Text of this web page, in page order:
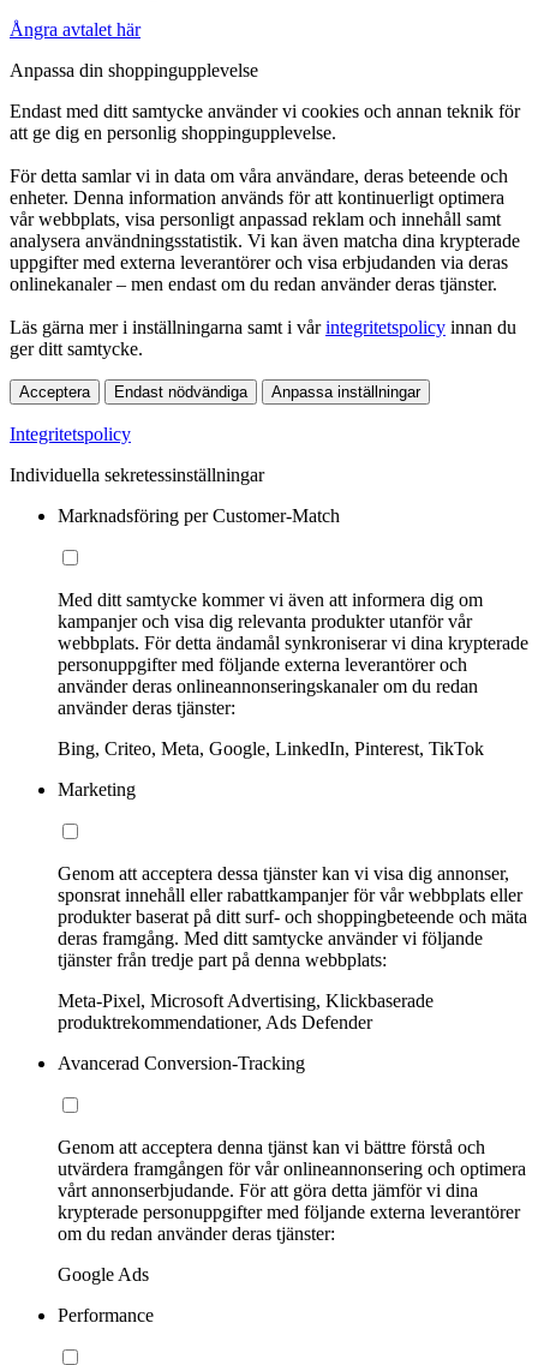
Ångra avtalet här
Anpassa din shoppingupplevelse
Endast med ditt samtycke använder vi cookies och annan teknik för
att ge dig en personlig shoppingupplevelse.
För detta samlar vi in data om våra användare, deras beteende och
enheter. Denna information används för att kontinuerligt optimera
vår webbplats, visa personligt anpassad reklam och innehåll samt
analysera användningsstatistik. Vi kan även matcha dina krypterade
uppgifter med externa leverantörer och visa erbjudanden via deras
onlinekanaler – men endast om du redan använder deras tjänster.
Läs gärna mer i inställningarna samt i vårintegritetspolicy innan du
ger ditt samtycke.
Acceptera Endast nödvändiga Anpassa inställningar
Integritetspolicy
Individuella sekretessinställningar
Marknadsföring per Customer-Match
Med ditt samtycke kommer vi även att informera dig om
kampanjer och visa dig relevanta produkter utanför vår
webbplats. För detta ändamål synkroniserar vi dina krypterade
personuppgifter med följande externa leverantörer och
använder deras onlineannonseringskanaler om du redan
använder deras tjänster:
Bing, Criteo, Meta, Google, LinkedIn, Pinterest, TikTok
Marketing
Genom att acceptera dessa tjänster kan vi visa dig annonser,
sponsrat innehåll eller rabattkampanjer för vår webbplats eller
produkter baserat på ditt surf- och shoppingbeteende och mäta
deras framgång. Med ditt samtycke använder vi följande
tjänster från tredje part på denna webbplats:
Meta-Pixel, Microsoft Advertising, Klickbaserade
produktrekommendationer, Ads Defender
Avancerad Conversion-Tracking
Genom att acceptera denna tjänst kan vi bättre förstå och
utvärdera framgången för vår onlineannonsering och optimera
vårt annonserbjudande. För att göra detta jämför vi dina
krypterade personuppgifter med följande externa leverantörer
om du redan använder deras tjänster:
Google Ads
Performance